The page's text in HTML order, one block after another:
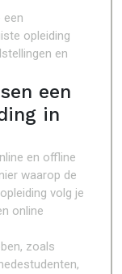
een
opleiding
en
een
in
en offline
waarop de
volg je
online
zoals